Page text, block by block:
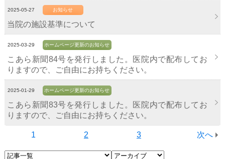
2025-05-27 お知らせ
当院の施設基準について
2025-03-29 ホームページ更新のお知らせ
こあら新聞84号を発行しました。医院内で配布してお
りますので、ご自由にお持ちください。
2025-01-29 ホームページ更新のお知らせ
こあら新聞83号を発行しました。医院内で配布してお
りますので、ご自由にお持ちください。
1 2 3 次へ